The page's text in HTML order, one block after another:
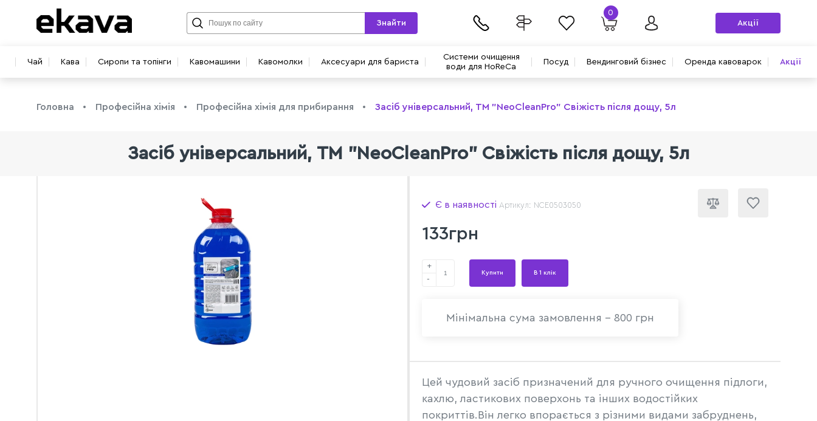
Чай Кава Сиропи та топінги Кавомашини Кавомолки Аксесуари для бариста
Системи очищення
води для HoReCa
Посуд Вендинговий бізнес Оренда кавоварок Акції
Знайти
0
Акції
Головна Професійна хімія Професійна хімія для прибирання Засіб універсальний, ТМ "NeoCleanPro" Свіжість після дощу, 5л
Засіб універсальний, ТМ "NeoCleanPro" Свіжість після дощу, 5л
Є в наявності Артикул: NCE0503050
133грн
+
-
Купити В 1 клік
Мінімальна сума замовлення - 800 грн
Цей чудовий засіб призначений для ручного очищення підлоги,
кахлю, ластикових поверхонь та інших водостійких
покриттів.Він легко впорається з різними видами забруднень,